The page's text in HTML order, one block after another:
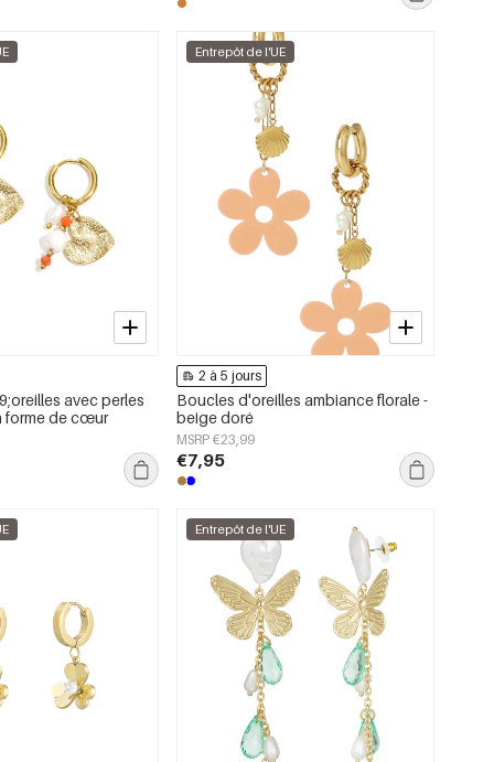
avec perles
forme de cœur
Entrepôt de l'UE
2 à 5 jours
Boucles d'oreilles ambiance florale -
beige doré
MSRP €23,99
€7,95
Entrepôt de l'UE